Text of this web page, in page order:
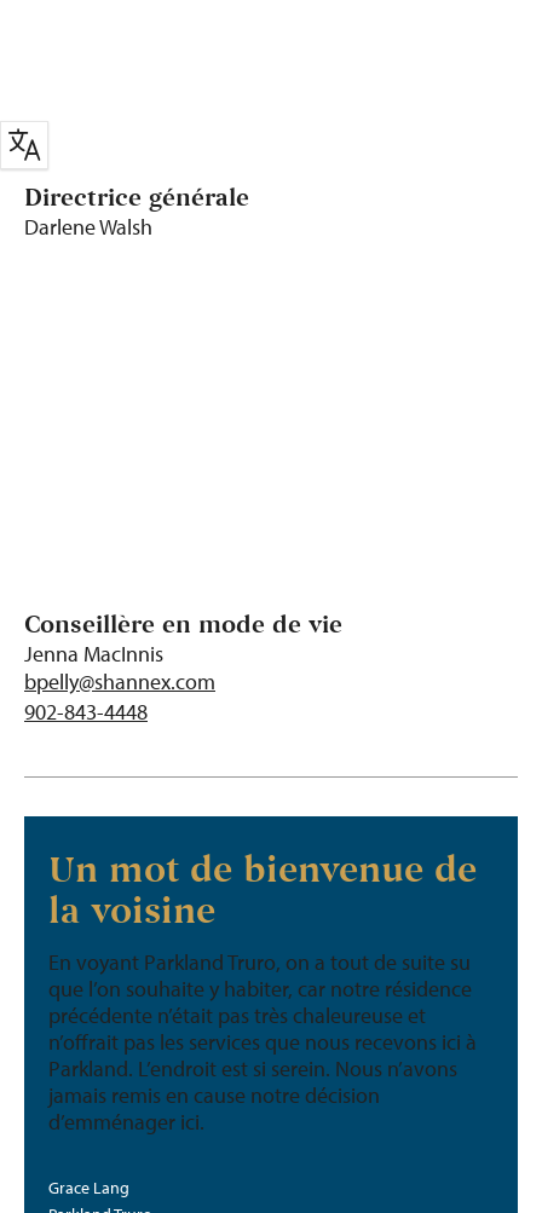
Directrice générale
Darlene Walsh
Conseillère en mode de vie
Jenna MacInnis
bpelly@shannex.com
902-843-4448
Un mot de bienvenue de
la voisine
En voyant Parkland Truro, on a tout de suite su
que l’on souhaite y habiter, car notre résidence
précédente n’était pas très chaleureuse et
n’offrait pas les services que nous recevons ici à
Parkland. L’endroit est si serein. Nous n’avons
jamais remis en cause notre décision
d’emménager ici.
Grace Lang